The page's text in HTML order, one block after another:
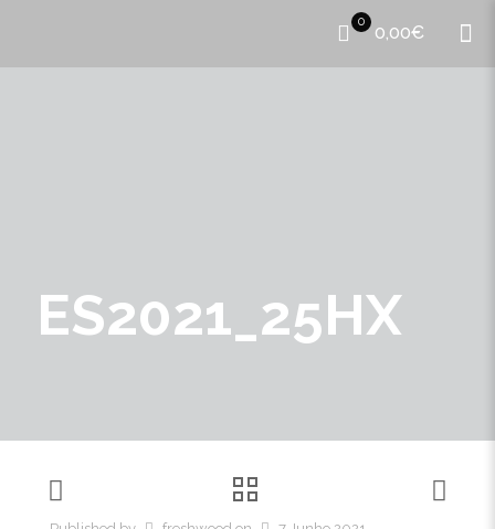
0
0,00€
ES2021_25HX